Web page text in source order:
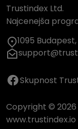
Trustindex Ltd.
Najcenejša
1095
Skupnost
Copyright ©
www.trustindex.io